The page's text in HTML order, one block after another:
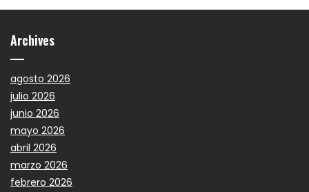
Archives
agosto 2026
julio 2026
junio 2026
mayo 2026
abril 2026
marzo 2026
febrero 2026